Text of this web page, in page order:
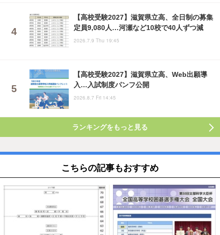
【高校受験2027】滋賀県立高、全日制の募集
定員9,080人…河瀬など10校で40人ずつ減
2026.7.9 Thu 19:45
【高校受験2027】滋賀県立高、Web出願導
入…入試制度パンフ公開
2026.8.7 Fri 14:45
ランキングをもっと見る
こちらの記事もおすすめ